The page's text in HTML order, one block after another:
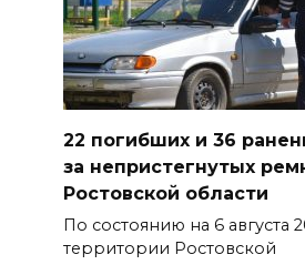
Аномальная жара
накроет Ростов-на-
августа
Ночью дежурными
уничтожены 397
беспилотников
22 погибших и 36
за непристегнутых
Ростовской области
По состоянию на 6 августа
территории Ростовской